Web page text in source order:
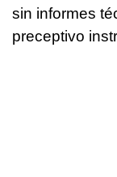
sin informes
preceptivo